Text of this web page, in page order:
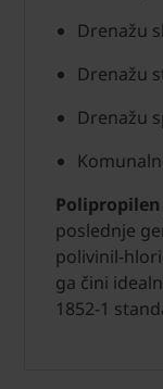
Drenažu
Drenažu
Drenažu
Polipropilen
poslednje
polivinil-
ga čini
1852-1